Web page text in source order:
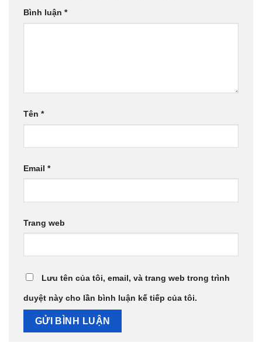
Bình luận *
Tên *
Email *
Trang web
Lưu tên của tôi, email, và trang web trong trình
duyệt này cho lần bình luận kế tiếp của tôi.